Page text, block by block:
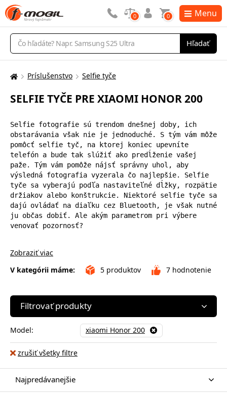
Vyhľadávanie
Hľadať
0 0 Menu
Tu
nachádzate:
Príslušenstvo Selfie tyče
SELFIE TYČE PRE XIAOMI HONOR 200
Selfie fotografie sú trendom dnešnej doby, ich
obstarávania však nie je jednoduché. S tým vám môže
pomôcť selfie tyč, na ktorej koniec upevníte
telefón a bude tak slúžiť ako predĺženie vašej
paže. Tým vám pomôže nájsť správny uhol, aby
výsledná fotografia vyzerala čo najlepšie. Selfie
tyče sa vyberajú podľa nastaviteľné dĺžky, rozpätie
držiakov alebo konštrukcie. Niektoré selfie tyče sa
dajú ovládať na diaľku cez Bluetooth, je však nutné
ju občas dobiť. Ale akým parametrom pri výbere
venovať pozornosť?
Zobraziť viac
V kategórii máme:
5 produktov 7 hodnotenie
Filtrovať produkty
Model: xiaomi Honor 200
zrušiť všetky filtre
Najpredávanejšie